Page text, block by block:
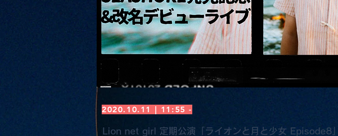
2020.10.11 | 11:55 -
Lion net girl 定期公演「ライオンと月と少女 Episode8」